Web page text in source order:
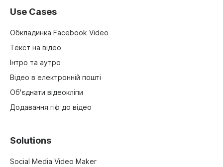
Use Cases
Обкладинка Facebook Video
Текст на відео
Інтро та аутро
Відео в електронній пошті
Об'єднати відеокліпи
Додавання гіф до відео
Solutions
Social Media Video Maker